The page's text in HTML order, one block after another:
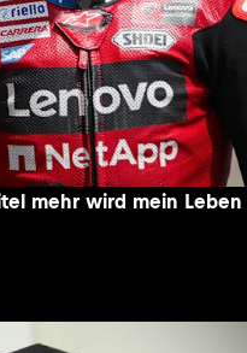
mehr wird mein Leben